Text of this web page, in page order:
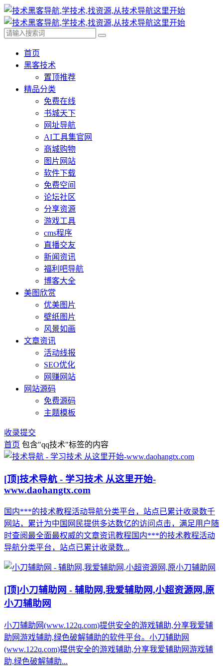
首页
黑客技术
置顶推荐
精品分类
免费在线
书城天下
网址导航
AI工具集官网
商城购物
图片网站
软件下载
免费空间
论坛社区
分享资源
游戏工具
cms程序
直播交友
新闻资讯
福利吧导航
博客大全
美图欣赏
优美图片
壁纸图片
风景如画
文章资讯
活动线报
SEO优化
网赚网站
网站源码
免费源码
主题模板
收录提交
首页 包含"qq技术"标签的内容
[顶]技术导航 - 学习技术 从这里开始-
www.daohangtx.com
国内***的技术教程活动导航分类平台，站点已累计收录数千
网站，累计为中国网民提供多达数亿的访问点击，满足用户随
时查阅最全面最权威的文章资讯教程国内***的技术教程活动
导航分类平台，站点已累计收录数...
[顶]小刀辅助网 - 辅助网,我爱辅助网,小超资源网,原
小刀辅助网
小刀辅助网(www.122q.com)提供安全的游戏辅助,分享我爱辅
助网游戏辅助,绿色破解辅助的软件平台。小刀辅助网
(www.122q.com)提供安全的游戏辅助,分享我爱辅助网游戏辅
助,绿色破解辅助...